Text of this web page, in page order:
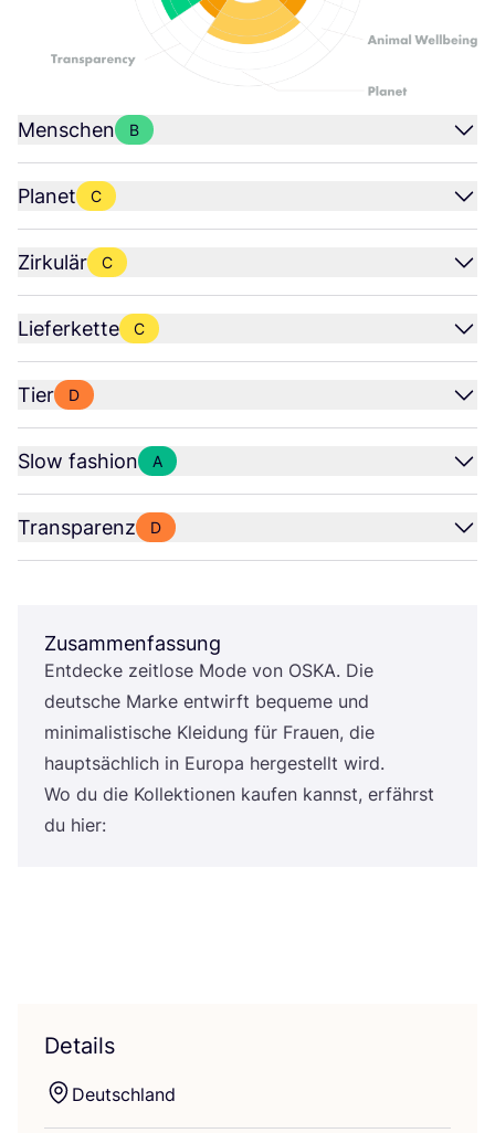
Menschen B
Planet C
Zirkulär C
Lieferkette C
Tier D
Slow fashion A
Transparenz D
Zusammenfassung
Ent­de­cke zeit­lo­se Mode von OSKA. Die
deut­sche Mar­ke ent­wirft beque­me und
mini­ma­lis­ti­sche Klei­dung für Frau­en, die
haupt­säch­lich in Euro­pa her­ge­stellt wird.
Wo du die Kol­lek­tio­nen kau­fen kannst, erfährst
du hier:
Details
Deutsch­land